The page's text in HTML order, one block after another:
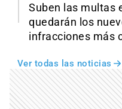
Suben las multas
quedarán los
infracciones más
Ver todas las noticias